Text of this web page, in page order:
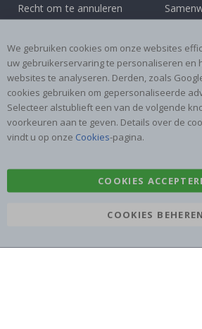
Recht om te annuleren
Inspiratie
Populaire Categorieën
Naamstickers
Tegelstickers
Posters
We gebruiken cookies om onze websites
uw gebruikerservaring te personaliseren en
websites te analyseren. Derden, zoals
cookies gebruiken om gepersonaliseerde
Selecteer alstublieft een van de volgende
voorkeuren aan te geven. Details over de
vindt u op onze Cookies-pagina.
COOKIES
COOKIES BEHEREN